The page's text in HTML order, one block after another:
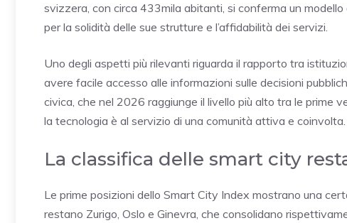
svizzera, con circa 433mila abitanti, si conferma un
per la solidità delle sue strutture e l’affidabilità dei servizi.
Uno degli aspetti più rilevanti riguarda il rapporto tra
avere facile accesso alle informazioni sulle decisioni
civica, che nel 2026 raggiunge il livello più alto tra le prime
la tecnologia è al servizio di una comunità attiva e coinvolta.
La classifica delle smart city
Le prime posizioni dello Smart City Index mostrano una
restano Zurigo, Oslo e Ginevra, che consolidano